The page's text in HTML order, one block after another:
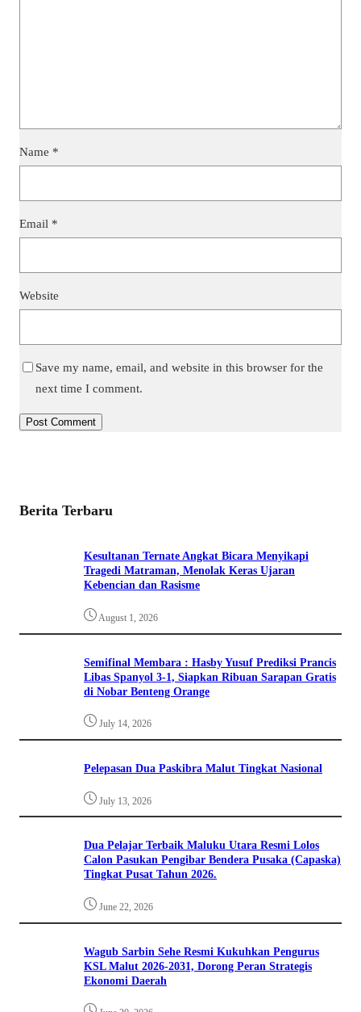
Name *
Email *
Website
Save my name, email, and website in this browser for the
next time I comment.
Berita Terbaru
Kesultanan Ternate Angkat Bicara Menyikapi
Tragedi Matraman, Menolak Keras Ujaran
Kebencian dan Rasisme
August 1, 2026
Semifinal Membara : Hasby Yusuf Prediksi Prancis
Libas Spanyol 3-1, Siapkan Ribuan Sarapan Gratis
di Nobar Benteng Orange
July 14, 2026
Pelepasan Dua Paskibra Malut Tingkat Nasional
July 13, 2026
Dua Pelajar Terbaik Maluku Utara Resmi Lolos
Calon Pasukan Pengibar Bendera Pusaka (Capaska)
Tingkat Pusat Tahun 2026.
June 22, 2026
Wagub Sarbin Sehe Resmi Kukuhkan Pengurus
KSL Malut 2026-2031, Dorong Peran Strategis
Ekonomi Daerah